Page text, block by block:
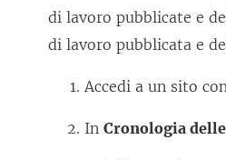
di lavoro pubblicate e
di lavoro pubblicata e
Accedi a un sito
InCronologia